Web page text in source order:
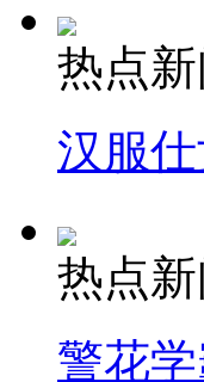
热点新
汉服
热点新
警花